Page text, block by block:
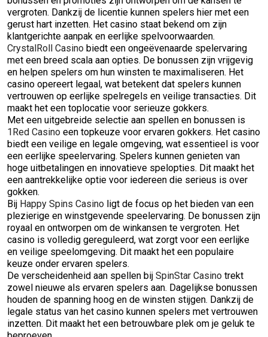
vergroten. Dankzij de licentie kunnen spelers hier met een
gerust hart inzetten. Het casino staat bekend om zijn
klantgerichte aanpak en eerlijke spelvoorwaarden.
CrystalRoll Casino biedt een ongeëvenaarde spelervaring
met een breed scala aan opties. De bonussen zijn vrijgevig
en helpen spelers om hun winsten te maximaliseren. Het
casino opereert legaal, wat betekent dat spelers kunnen
vertrouwen op eerlijke spelregels en veilige transacties. Dit
maakt het een toplocatie voor serieuze gokkers.
Met een uitgebreide selectie aan spellen en bonussen is
1Red Casino een topkeuze voor ervaren gokkers. Het casino
biedt een veilige en legale omgeving, wat essentieel is voor
een eerlijke speelervaring. Spelers kunnen genieten van
hoge uitbetalingen en innovatieve spelopties. Dit maakt het
een aantrekkelijke optie voor iedereen die serieus is over
gokken.
Bij Happy Spins Casino ligt de focus op het bieden van een
plezierige en winstgevende speelervaring. De bonussen zijn
royaal en ontworpen om de winkansen te vergroten. Het
casino is volledig gereguleerd, wat zorgt voor een eerlijke
en veilige speelomgeving. Dit maakt het een populaire
keuze onder ervaren spelers.
De verscheidenheid aan spellen bij SpinStar Casino trekt
zowel nieuwe als ervaren spelers aan. Dagelijkse bonussen
houden de spanning hoog en de winsten stijgen. Dankzij de
legale status van het casino kunnen spelers met vertrouwen
inzetten. Dit maakt het een betrouwbare plek om je geluk te